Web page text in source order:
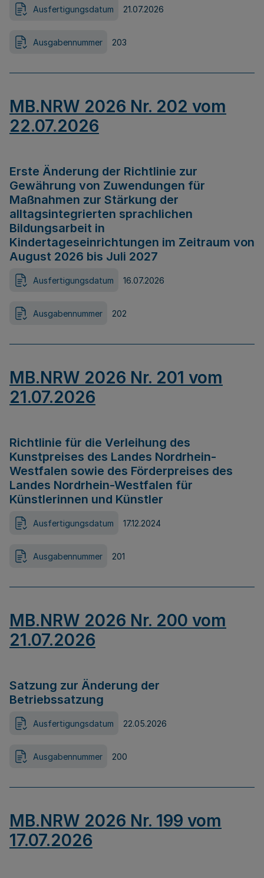
Ausfertigungsdatum 21.07.2026
Ausgabennummer 203
MB.NRW 2026 Nr. 202 vom
22.07.2026
Erste Änderung der Richtlinie zur
Gewährung von Zuwendungen für
Maßnahmen zur Stärkung der
alltagsintegrierten sprachlichen
Bildungsarbeit in
Kindertageseinrichtungen im Zeitraum von
August 2026 bis Juli 2027
Ausfertigungsdatum 16.07.2026
Ausgabennummer 202
MB.NRW 2026 Nr. 201 vom
21.07.2026
Richtlinie für die Verleihung des
Kunstpreises des Landes Nordrhein-
Westfalen sowie des Förderpreises des
Landes Nordrhein-Westfalen für
Künstlerinnen und Künstler
Ausfertigungsdatum 17.12.2024
Ausgabennummer 201
MB.NRW 2026 Nr. 200 vom
21.07.2026
Satzung zur Änderung der
Betriebssatzung
Ausfertigungsdatum 22.05.2026
Ausgabennummer 200
MB.NRW 2026 Nr. 199 vom
17.07.2026